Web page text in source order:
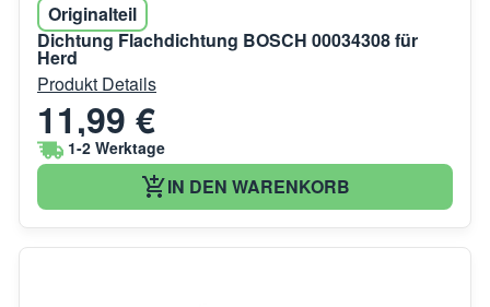
Originalteil
Dichtung Flachdichtung BOSCH 00034308 für
Herd
Produkt Details
11,99 €
1-2 Werktage
IN DEN WARENKORB